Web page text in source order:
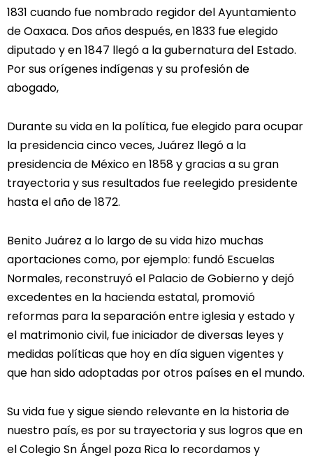
1831 cuando fue nombrado regidor del Ayuntamiento
de Oaxaca. Dos años después, en 1833 fue elegido
diputado y en 1847 llegó a la gubernatura del Estado.
Por sus orígenes indígenas y su profesión de
abogado,
Durante su vida en la política, fue elegido para ocupar
la presidencia cinco veces, Juárez llegó a la
presidencia de México en 1858 y gracias a su gran
trayectoria y sus resultados fue reelegido presidente
hasta el año de 1872.
Benito Juárez a lo largo de su vida hizo muchas
aportaciones como, por ejemplo: fundó Escuelas
Normales, reconstruyó el Palacio de Gobierno y dejó
excedentes en la hacienda estatal, promovió
reformas para la separación entre iglesia y estado y
el matrimonio civil, fue iniciador de diversas leyes y
medidas políticas que hoy en día siguen vigentes y
que han sido adoptadas por otros países en el mundo.
Su vida fue y sigue siendo relevante en la historia de
nuestro país, es por su trayectoria y sus logros que en
el Colegio Sn Ángel poza Rica lo recordamos y